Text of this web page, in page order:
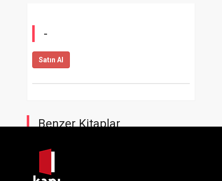
-
Satın Al
Benzer Kitaplar